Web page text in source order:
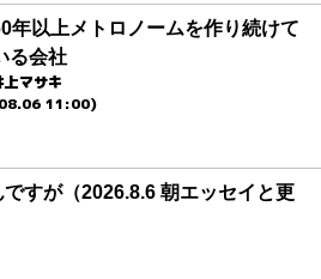
年以上メトロノームを作り続けて
る会社
上マサキ
11:00)
すが（2026.8.6 朝エッセイと更